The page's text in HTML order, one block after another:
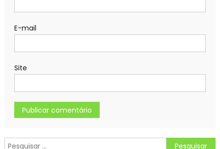
E-mail
Site
Pesquisar